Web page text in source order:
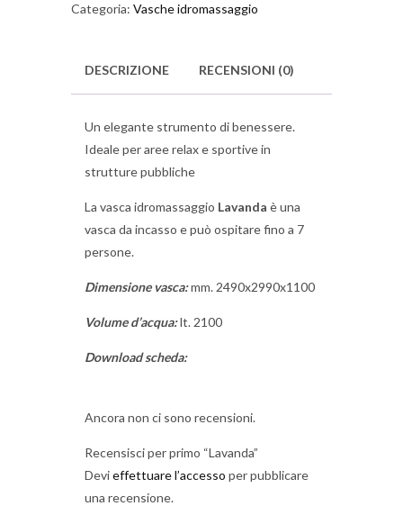
Categoria: Vasche idromassaggio
DESCRIZIONE RECENSIONI (0)
Un elegante strumento di benessere.
Ideale per aree relax e sportive in
strutture pubbliche
La vasca idromassaggio Lavanda è una
vasca da incasso e può ospitare fino a 7
persone.
Dimensione vasca:mm. 2490x2990x1100
Volume d’acqua:lt. 2100
Download scheda:
Ancora non ci sono recensioni.
Recensisci per primo “Lavanda”
Devieffettuare l’accesso per pubblicare
una recensione.